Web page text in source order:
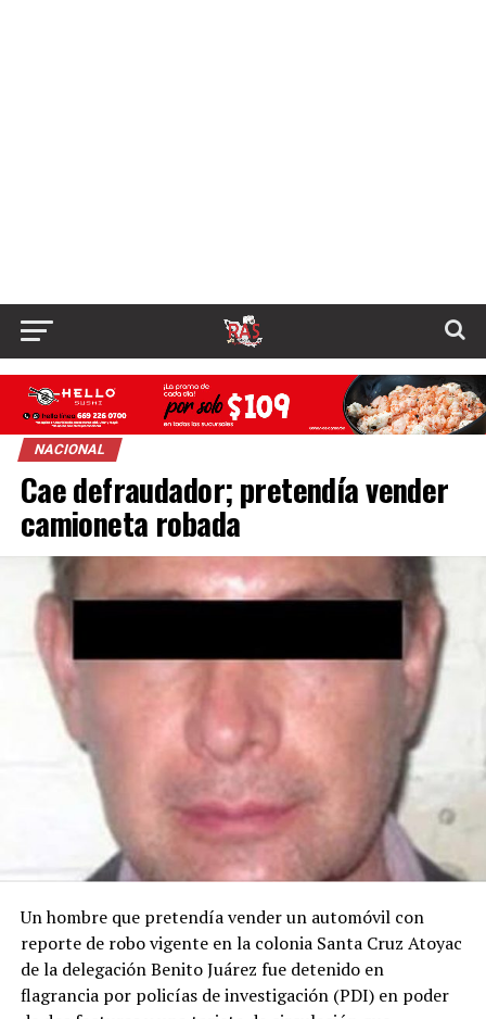
NACIONAL
Cae defraudador; pretendía vender
camioneta robada
Un hombre que pretendía vender un automóvil con
reporte de robo vigente en la colonia Santa Cruz Atoyac
de la delegación Benito Juárez fue detenido en
flagrancia por policías de investigación (PDI) en poder